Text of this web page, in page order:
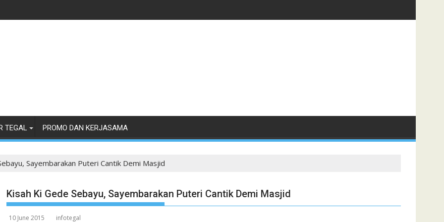
TEGAL PROMO DAN KERJASAMA
Sayembarakan Puteri Cantik Demi Masjid
Kisah Ki Gede Sebayu, Sayembarakan Puteri Cantik Demi Masjid
10 June 2015 infotegal